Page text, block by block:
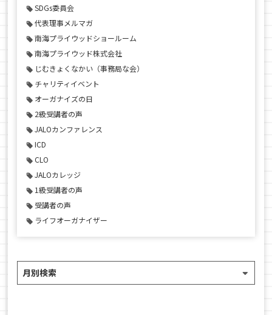
SDGs委員会
代表理事メルマガ
南海プライウッドショールーム
南海プライウッド株式会社
じむきょくなかい（事務局な会）
チャリティイベント
オーガナイズの日
2級受講者の声
JALOカンファレンス
ICD
CLO
JALOカレッジ
1級受講者の声
受講者の声
ライフオーガナイザー